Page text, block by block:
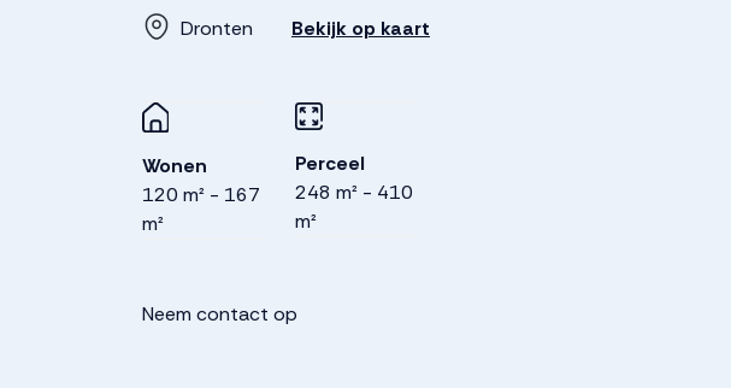
Dronten Bekijk op kaart
Wonen
120 m² - 167
m²
Perceel
248 m² - 410
m²
Neem contact op